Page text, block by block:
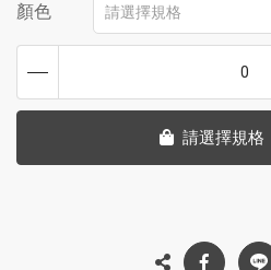
顏色 請選擇規格
0
請選擇規格